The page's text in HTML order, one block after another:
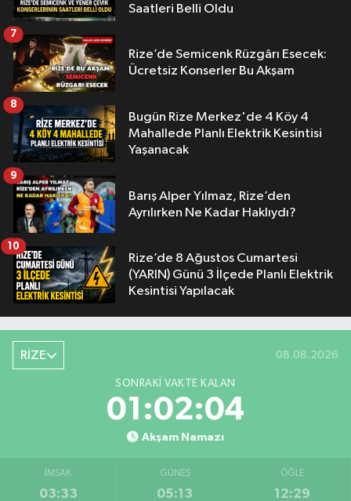
Saatleri Belli Oldu
Rize’de Semicenk Rüzgârı Esecek:
Ücretsiz Konserler Bu Akşam
7
Bugün Rize Merkez'de 4 Köy 4
Mahallede Planlı Elektrik Kesintisi
Yaşanacak
8
Barış Alper Yılmaz, Rize’den
Ayrılırken Ne Kadar Haklıydı?
9
Rize’de 8 Ağustos Cumartesi
(YARIN) Günü 3 İlçede Planlı Elektrik
Kesintisi Yapılacak
10
RİZE 08.08.2026
SONRAKI VAKTE KALAN
01:02:04
Akşam Namazı
İMSAK
03:33
GÜNEŞ
05:13
ÖĞLE
12:29